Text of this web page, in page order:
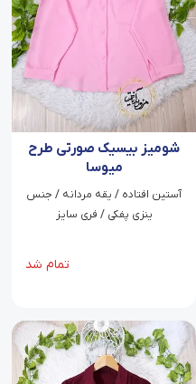
شومیز بیسیک صورتی طرح
میوسا
آستین افتاده / یقه مردانه / جنس
ینزی پفکی / فری سایز
تمام شد